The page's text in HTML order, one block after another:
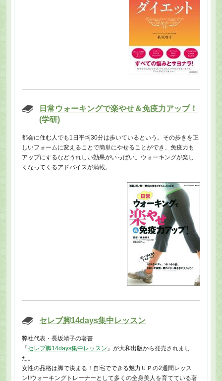
日常ウォーキングで楽やせ＆免疫力アップ！
(学研)
都会に住む人でも1日平均30分は歩いているという。その歩きを正
しいフォームに変えることで簡単にやせることができ、免疫力も
アップにするなどうれしい効果がいっぱい。ウォーキングが楽し
くなってくるアドバイスが満載。
セレブ脚14days集中レッスン
弊社代表・長坂靖子の著書
『セレブ脚14days集中レッスン 』が大和出版から発売されまし
た。
女性の品格は脚で決まる！自宅でできる魅力ＵＰの2週間レッス
ン!!ウォーキングトレーナーとして多くの全身美人を育てている著